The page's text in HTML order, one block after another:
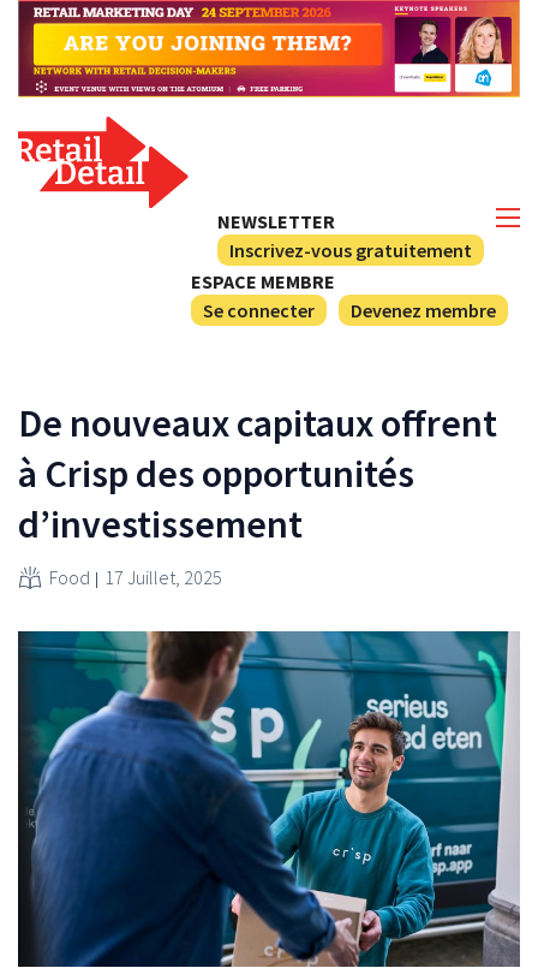
NEWSLETTER
Inscrivez-vous gratuitement
ESPACE MEMBRE
Se connecter
Devenez membre
De nouveaux capitaux offrent
à Crisp des opportunités
d’investissement
Food 17 Juillet, 2025